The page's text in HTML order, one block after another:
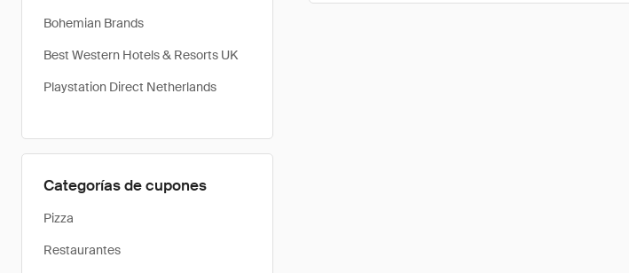
Bohemian Brands
Best Western Hotels & Resorts UK
Playstation Direct Netherlands
Categorías de cupones
Pizza
Restaurantes